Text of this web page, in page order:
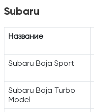
Subaru
Название
Subaru Baja Sport
Subaru Baja Turbo
Model